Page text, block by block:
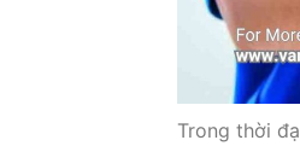
Trong thời